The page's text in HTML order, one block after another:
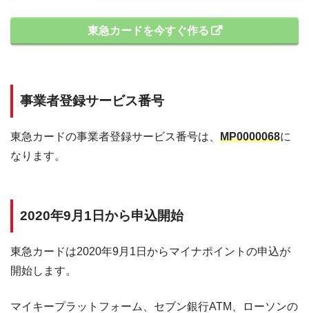
東急カードを今すぐ作る
事業者登録サービス番号
東急カードの事業者登録サービス番号は、 MP0000068に
なります。
2020年9月1日から申込開始
東急カードは2020年9月1日からマイナポイントの申込が
開始します。
マイキープラットフォーム、セブン銀行ATM、ローソンの